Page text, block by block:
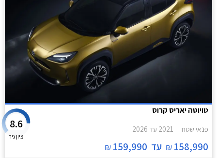
טויוטה יאריס קרוס
פנאי שטח 2021 עד 2026
158,990
₪ עד 159,990
₪
8.6
ציון גיר